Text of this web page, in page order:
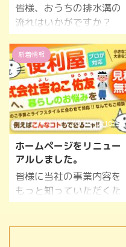
皆様、おうちの排水溝の
流れはいかがですか？
掃除しているけど流れが
悪いなどありませんか？
先日お掃除させていただ
いた写真がこちらです！
新着情報
2017/10/31
ホームページをリニュー
アルしました。
皆様に当社の事業内容を
もっと知っていただくた
めにホームページをリニ